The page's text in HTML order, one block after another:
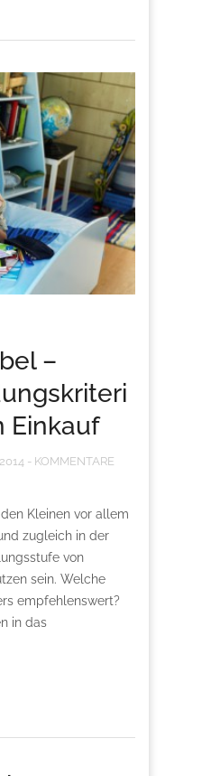
–
Einkauf
- KOMMENTARE
Kleinen vor allem
zugleich in der
von
sein. Welche
empfehlenswert?
in das